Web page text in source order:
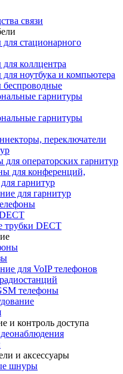
связи
стационарного
коллцентра
ноутбука и компьютера
беспроводные
гарнитуры
гарнитуры
переключатели
операторских гарнитур
для конференций,
гарнитур
для гарнитур
трубки DECT
для VoIP телефонов
телефоны
и контроль доступа
и аксессуары
шнуры